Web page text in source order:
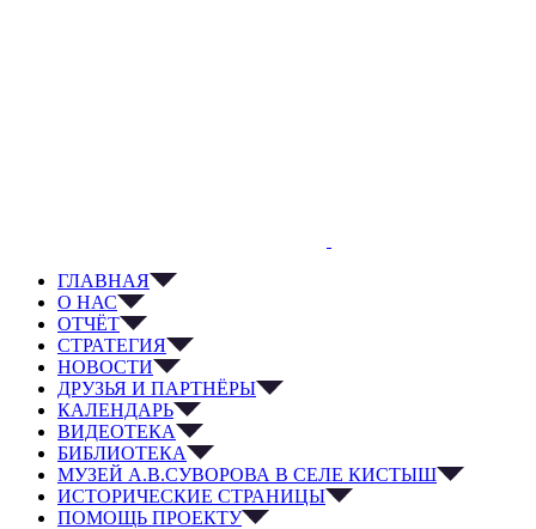
ГЛАВНАЯ
О НАС
ОТЧЁТ
СТРАТЕГИЯ
НОВОСТИ
ДРУЗЬЯ И ПАРТНЁРЫ
КАЛЕНДАРЬ
ВИДЕОТЕКА
БИБЛИОТЕКА
МУЗЕЙ А.В.СУВОРОВА В СЕЛЕ КИСТЫШ
ИСТОРИЧЕСКИЕ СТРАНИЦЫ
ПОМОЩЬ ПРОЕКТУ